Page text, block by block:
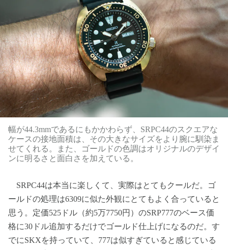
幅が44.3mmであるにもかかわらず、SRPC44のスクエアな
ケースの接地面積は、その大きなサイズをより腕に馴染ま
せてくれる。また、ゴールドの色調はオリジナルのデザイ
ンに明るさと面白さを加えている。
SRPC44は本当に楽しくて、実際はとてもクールだ。ゴ
ールドの処理は6309に似た外観にとてもよく合っていると
思う。定価525ドル（約5万7750円）のSRP777のベース価
格に30ドル追加するだけでゴールド仕上げになるのだ。す
でにSKXを持っていて、777は似すぎていると感じている